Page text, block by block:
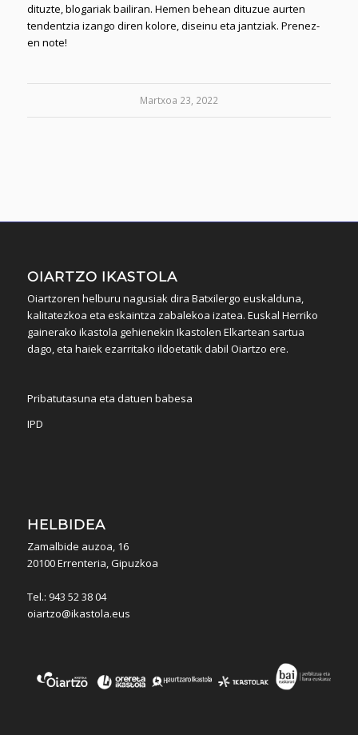
dituzte, blogariak bailiran. Hemen behean dituzue aurten
tendentzia izango diren kolore, diseinu eta jantziak. Prenez-
en note!
Martxoa 23, 2022
OIARTZO IKASTOLA
Oiartzoren helburu nagusiak dira Batxilergo euskalduna,
kalitatezkoa eta eskaintza zabalekoa izatea. Euskal Herriko
gainerako ikastola gehienekin Ikastolen Elkartean sartua
dago, eta haiek ezarritako ildoetatik dabil Oiartzo ere.
Pribatutasuna eta datuen babesa
IPD
HELBIDEA
Zamalbide auzoa, 16
20100 Errenteria, Gipuzkoa
Tel.: 943 52 38 04
oiartzo@ikastola.eus